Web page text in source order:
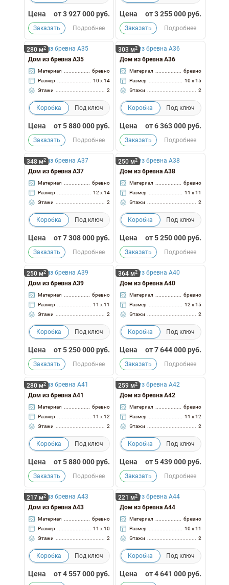
Цена от3 927 000руб.
Заказать Подробнее
Цена от3 255 000руб.
Заказать Подробнее
280 м2
Дом из бревна А35
Материал
бревно
Размер
10 x 14
Этажи
2
Коробка Под ключ
Цена от5 880 000руб.
Заказать Подробнее
303 м2
Дом из бревна А36
Материал
бревно
Размер
10 x 15
Этажи
2
Коробка Под ключ
Цена от6 363 000руб.
Заказать Подробнее
348 м2
Дом из бревна А37
Материал
бревно
Размер
12 x 14
Этажи
2
Коробка Под ключ
Цена от7 308 000руб.
Заказать Подробнее
250 м2
Дом из бревна А38
Материал
бревно
Размер
11 x 11
Этажи
2
Коробка Под ключ
Цена от5 250 000руб.
Заказать Подробнее
250 м2
Дом из бревна А39
Материал
бревно
Размер
11 x 11
Этажи
2
Коробка Под ключ
Цена от5 250 000руб.
Заказать Подробнее
364 м2
Дом из бревна А40
Материал
бревно
Размер
12 x 15
Этажи
2
Коробка Под ключ
Цена от7 644 000руб.
Заказать Подробнее
280 м2
Дом из бревна А41
Материал
бревно
Размер
11 x 12
Этажи
2
Коробка Под ключ
Цена от5 880 000руб.
Заказать Подробнее
259 м2
Дом из бревна А42
Материал
бревно
Размер
11 x 12
Этажи
2
Коробка Под ключ
Цена от5 439 000руб.
Заказать Подробнее
217 м2
Дом из бревна А43
Материал
бревно
Размер
11 x 10
Этажи
2
Коробка Под ключ
Цена от4 557 000руб.
221 м2
Дом из бревна А44
Материал
бревно
Размер
10 x 11
Этажи
2
Коробка Под ключ
Цена от4 641 000руб.